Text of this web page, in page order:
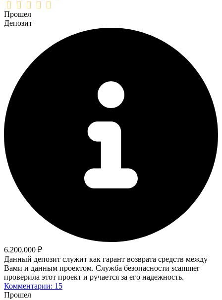
Прошел
Депозит
6.200.000 ₽
Данный депозит служит как гарант возврата средств между
Вами и данным проектом. Служба безопасности scammer
проверила этот проект и ручается за его надежность.
Комментарии: 15
Прошел